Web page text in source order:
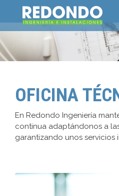
OFICINA
En Redondo Ingeniería
continua adaptándonos a
garantizando unos servicios